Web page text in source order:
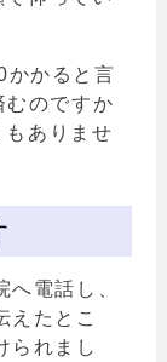
かかると言
のですか
ありませ
電話し、
えたとこ
られまし